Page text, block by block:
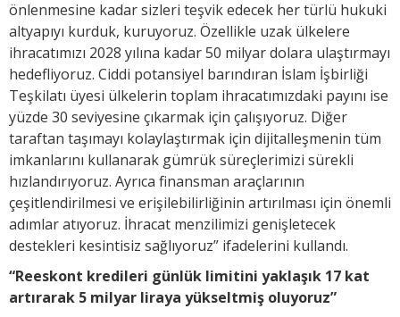
önlenmesine kadar sizleri teşvik edecek her türlü hukuki
altyapıyı kurduk, kuruyoruz. Özellikle uzak ülkelere
ihracatımızı 2028 yılına kadar 50 milyar dolara ulaştırmayı
hedefliyoruz. Ciddi potansiyel barındıran İslam İşbirliği
Teşkilatı üyesi ülkelerin toplam ihracatımızdaki payını ise
yüzde 30 seviyesine çıkarmak için çalışıyoruz. Diğer
taraftan taşımayı kolaylaştırmak için dijitalleşmenin tüm
imkanlarını kullanarak gümrük süreçlerimizi sürekli
hızlandırıyoruz. Ayrıca finansman araçlarının
çeşitlendirilmesi ve erişilebilirliğinin artırılması için önemli
adımlar atıyoruz. İhracat menzilimizi genişletecek
destekleri kesintisiz sağlıyoruz” ifadelerini kullandı.
“Reeskont kredileri günlük limitini yaklaşık 17 kat
artırarak 5 milyar liraya yükseltmiş oluyoruz”